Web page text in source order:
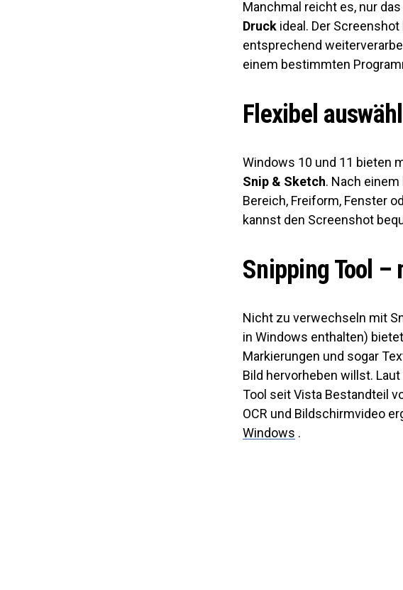
Manchmal reicht es, nur
Druck ideal. Der
entsprechend
einem bestimmten
Flexibel
Windows 10 und 11 bieten
Snip & Sketch. Nach
Bereich, Freiform, Fenster
kannst den Screenshot
Snipping Tool –
Nicht zu verwechseln mit
in Windows enthalten)
Markierungen und sogar
Bild hervorheben willst.
Tool seit Vista Bestandteil
OCR und Bildschirmvideo
Windows .